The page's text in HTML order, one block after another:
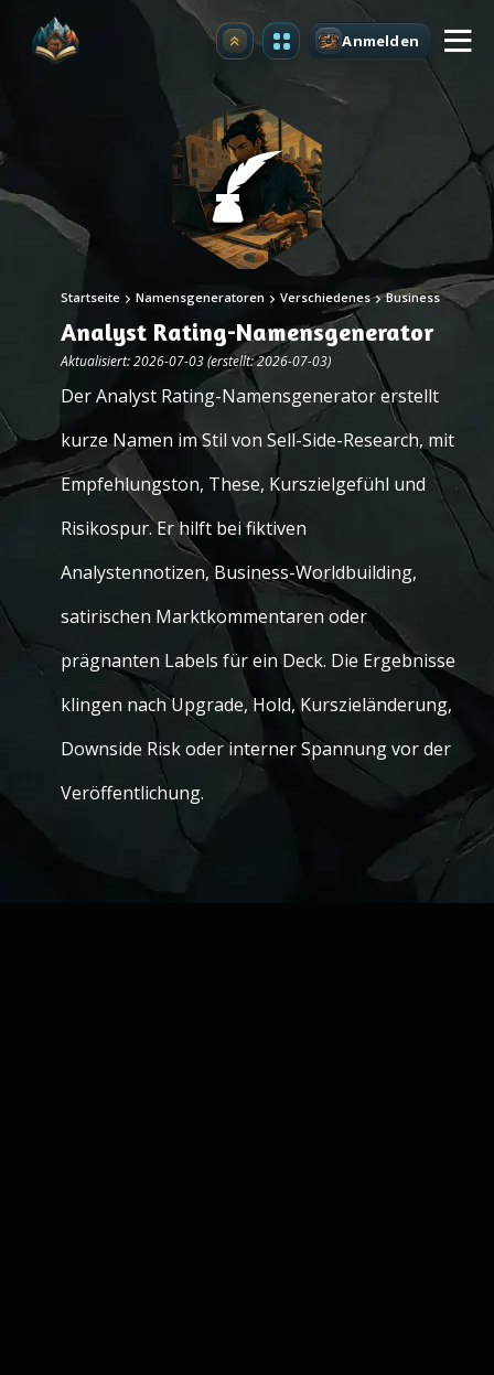
Upgrade Anmelden
Startseite Namensgeneratoren Verschiedenes Business
Analyst Rating-Namensgenerator
Aktualisiert: 2026-07-03 (erstellt: 2026-07-03)
Der Analyst Rating-Namensgenerator erstellt
kurze Namen im Stil von Sell-Side-Research, mit
Empfehlungston, These, Kurszielgefühl und
Risikospur. Er hilft bei fiktiven
Analystennotizen, Business-Worldbuilding,
satirischen Marktkommentaren oder
prägnanten Labels für ein Deck. Die Ergebnisse
klingen nach Upgrade, Hold, Kurszieländerung,
Downside Risk oder interner Spannung vor der
Veröffentlichung.